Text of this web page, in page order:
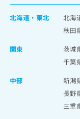
北海道 ・ 東北 北海
秋田
関東
茨城
千葉
中部
新潟
長野
三重